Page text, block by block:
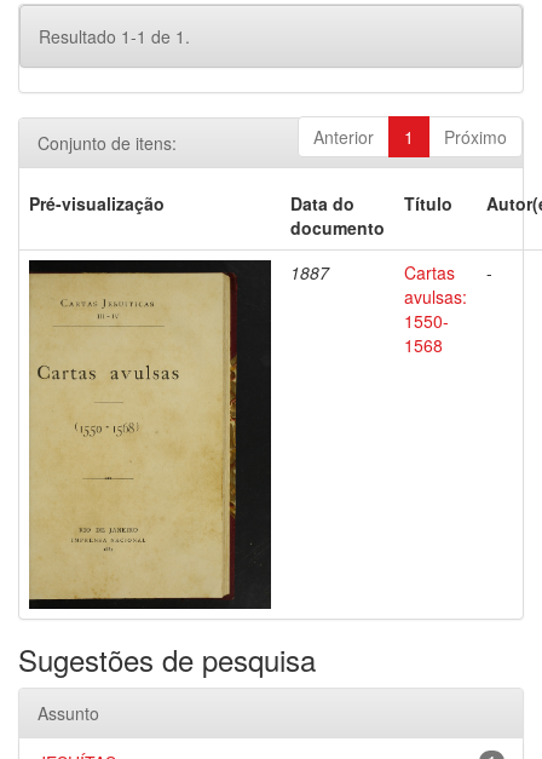
Resultado 1-1 de 1.
Anterior 1 Próximo
Conjunto de itens:
Pré-visualização
Data do
documento
Título
1887
Cartas
avulsas:
1550-
1568
-
Sugestões de pesquisa
Assunto